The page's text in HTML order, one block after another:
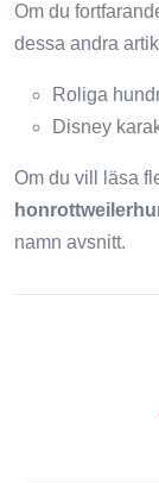
Om du
dessa andra
Roliga
Disney
Om du vill läsa
namn avsnitt.